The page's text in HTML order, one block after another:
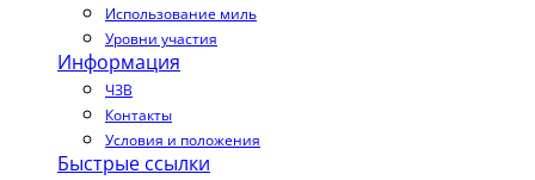
Использование миль
Уровни участия
Информация
ЧЗВ
Контакты
Условия и положения
Быстрые ссылки